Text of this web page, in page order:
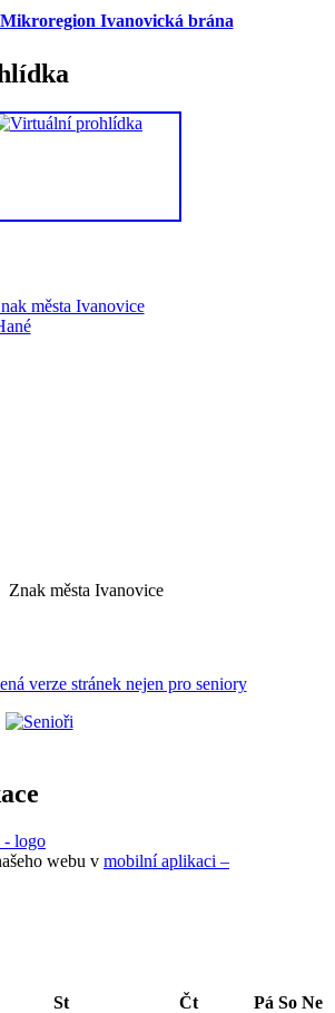
Znak města Ivanovice
verze stránek nejen pro seniory
webu v mobilní aplikaci –
St Čt Pá So Ne